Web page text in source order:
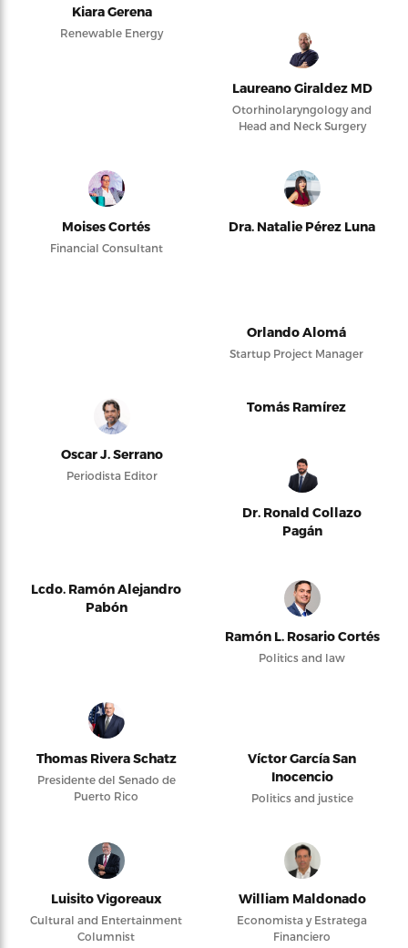
Kiara Gerena
Renewable Energy
Laureano Giraldez MD
Otorhinolaryngology and
Head and Neck Surgery
Moises Cortés
Financial Consultant
Dra. Natalie Pérez Luna
Orlando Alomá
Startup Project Manager
Oscar J. Serrano
Periodista Editor
Tomás Ramírez
Dr. Ronald Collazo
Pagán
Lcdo. Ramón Alejandro
Pabón
Ramón L. Rosario Cortés
Politics and law
Thomas Rivera Schatz
Presidente del Senado de
Puerto Rico
Víctor García San
Inocencio
Politics and justice
Luisito Vigoreaux
Cultural and Entertainment
Columnist
William Maldonado
Economista y Estratega
Financiero